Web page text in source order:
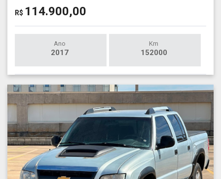
R$ 114.900,00
Ano
2017
Km
152000